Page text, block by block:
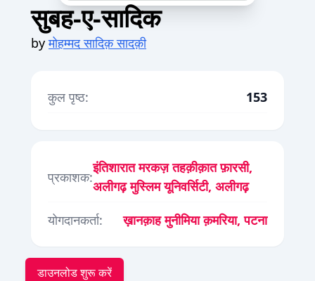
सुबह-ए-सादिक
byमोहम्मद सादिक़ सादक़ी
कुल पृष्ठ: 153
प्रकाशक:
इंतिशारात मरकज़ तहक़ीक़ात फ़ारसी,
अलीगढ़ मुस्लिम यूनिवर्सिटी, अलीगढ़
योगदानकर्ता:
ख़ानक़ाह मुनीमिया क़मरिया, पटना
डाउनलोड शुरू करें